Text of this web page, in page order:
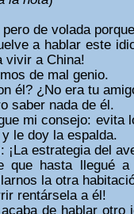
de volada
a hablar este
vivir a China!
de mal genio.
él? ¿No era tu
saber nada de él.
mi consejo:
le doy la espalda.
¡La estrategia del
que hasta llegué a
la otra
rentársela a él!
de hablar otro